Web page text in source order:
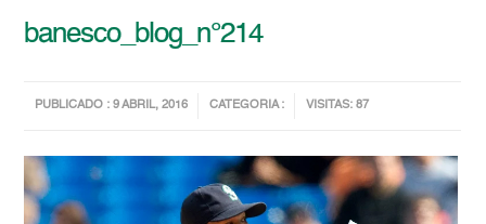
banesco_blog_n°214
PUBLICADO : 9 ABRIL, 2016 CATEGORIA : VISITAS: 87